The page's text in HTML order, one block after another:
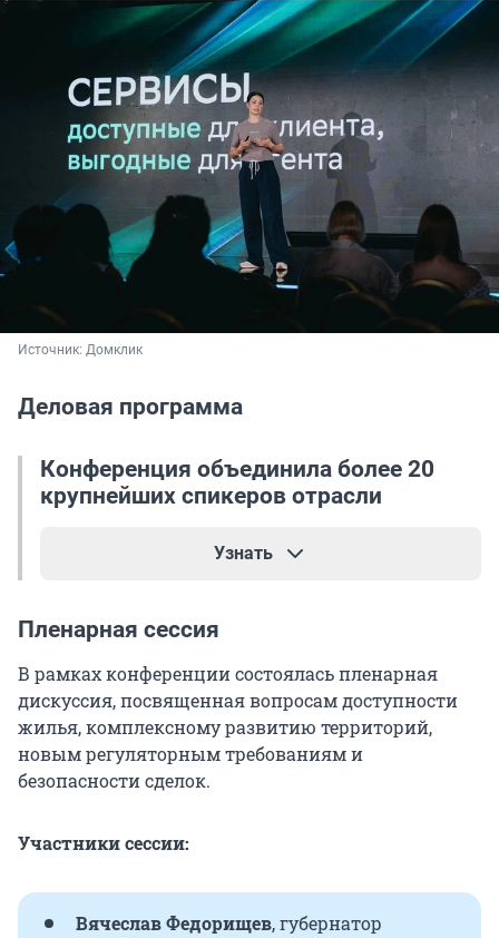
Источник: Домклик
Деловая программа
Конференция объединила более 20
крупнейших спикеров отрасли
Узнать
Вячеслав Федорищев
Самарской области;
Никита Стасишин, заместитель Министра
строительства и жилищно-коммунального
хозяйства Российской Федерации;
Поволжского банка Сбербанка;
Пленарная сессия
В рамках конференции состоялась пленарная
дискуссия, посвященная вопросам доступности
жилья, комплексному развитию территорий,
новым регуляторным требованиям и
безопасности сделок.
Участники сессии:
Вячеслав Федорищев, губернатор